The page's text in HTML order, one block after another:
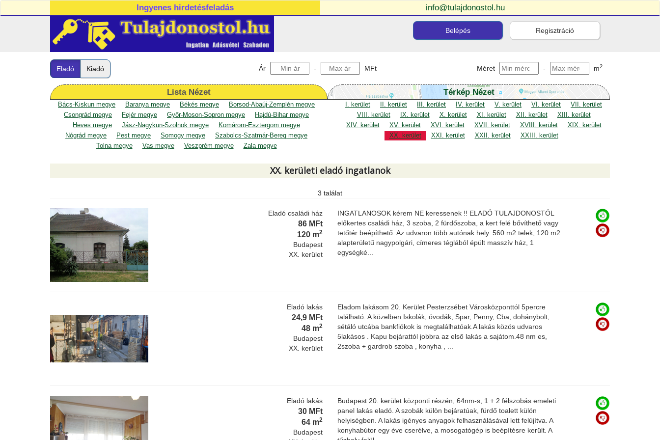
Ingyenes hirdetésfeladás info@tulajdonostol.hu
Belépés Regisztráció
Eladó Kiadó Ár - MFt Méret - m2
Lista Nézet Térkép Nézet
Bács-Kiskun megye Baranya megye Békés megye
Borsod-Abaúj-Zemplén megye
Csongrád megye
Fejér megye Győr-Moson-Sopron megye
Hajdú-Bihar megye
Heves megye
Jász-Nagykun-Szolnok megye
Komárom-Esztergom megye
Nógrád megye
Pest megye Somogy megye
Szabolcs-Szatmár-Bereg megye
Tolna megye
Vas megye Veszprém megye Zala megye
I. kerület II. kerület III. kerület IV. kerület V. kerület VI. kerület
VII. kerület
VIII. kerület
IX. kerület X. kerület XI. kerület XII. kerület
XIII. kerület
XIV. kerület
XV. kerület XVI. kerület XVII. kerület XVIII. kerület
XIX. kerület
XX. kerület
XXI. kerület XXII. kerület XXIII. kerület
XX. kerületi eladó ingatlanok
3 találat
Eladó családi ház
86 MFt
120 m2
Budapest
XX. kerület
INGATLANOSOK kérem NE keressenek !! ELADÓ TULAJDONOSTÓL
előkertes családi ház, 3 szoba, 2 fürdőszoba, a kert felé bővíthető vagy
tetőtér beépíthető. Az udvaron több autónak hely. 560 m2 telek, 120 m2
alapterületű nagypolgári, címeres téglából épült masszív ház, 1
egységké...
Eladó lakás
24,9 MFt
48 m2
Budapest
XX. kerület
Eladom lakásom 20. Kerület Pesterzsébet Városközponttól 5percre
található. A közelben Iskolák, óvodák, Spar, Penny, Cba, dohánybolt,
sétáló utcába bankfiókok is megtalálhatóak.A lakás közös udvaros
5lakásos . Kapu bejárattól jobbra az első lakás a sajátom.48 nm es,
2szoba + gardrob szoba , konyha , ...
Eladó lakás
30 MFt
64 m2
Budapest
Budapest 20. kerület központi részén, 64nm-s, 1 + 2 félszobás emeleti
panel lakás eladó. A szobák külön bejáratúak, fürdő toalett külön
helyiségben. A lakás igényes anyagok felhasználásával lett felújítva. A
konyhabútor egy éve cserélve, a mosogatógép is beépítésre került. A